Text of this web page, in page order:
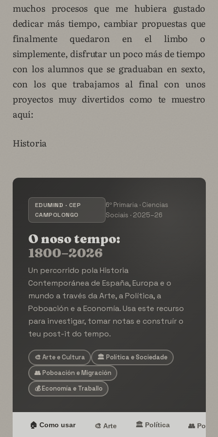
muchos procesos que me hubiera gustado
dedicar más tiempo, cambiar propuestas que
finalmente quedaron en el limbo o
simplemente, disfrutar un poco más de tiempo
con los alumnos que se graduaban en sexto,
con los que trabajamos al final con unos
proyectos muy divertidos como te muestro
aquí:
Historia